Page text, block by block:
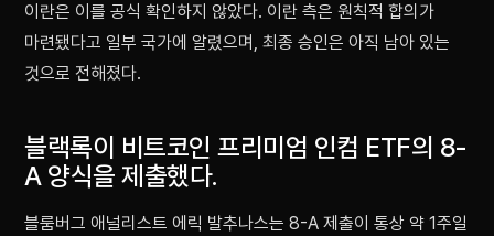
이란은 이를 공식 확인하지 않았다. 이란 측은 원칙적 합의가
마련됐다고 일부 국가에 알렸으며, 최종 승인은 아직 남아 있는
것으로 전해졌다.
블랙록이 비트코인 프리미엄 인컴 ETF의 8-
A 양식을 제출했다.
블룸버그 애널리스트 에릭 발추나스는 8-A 제출이 통상 약 1주일